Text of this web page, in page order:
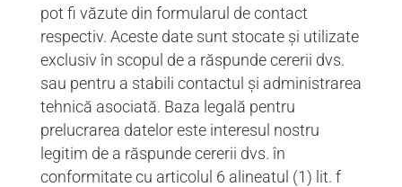
pot fi văzute din formularul de contact
respectiv. Aceste date sunt stocate și utilizate
exclusiv în scopul de a răspunde cererii dvs.
sau pentru a stabili contactul și administrarea
tehnică asociată. Baza legală pentru
prelucrarea datelor este interesul nostru
legitim de a răspunde cererii dvs. în
conformitate cu articolul 6 alineatul (1) lit. f